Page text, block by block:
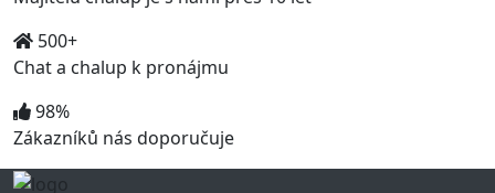
500+
Chat a chalup k pronájmu
98%
Zákazníků nás doporučuje